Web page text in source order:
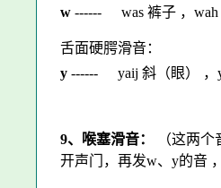
w ------ was 裤子 ，
舌面硬腭滑音：
y ------ yaij 斜（眼） ，
9、喉塞滑音：
（这两
开声门，再发w、y的音